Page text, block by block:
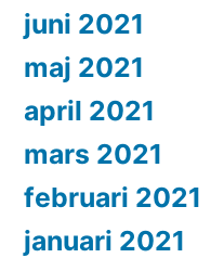
juni 2021
maj 2021
april 2021
mars 2021
februari 2021
januari 2021